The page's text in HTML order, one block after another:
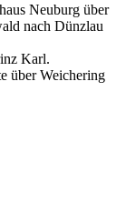
Neuburg über
nach Dünzlau
Karl.
über Weichering